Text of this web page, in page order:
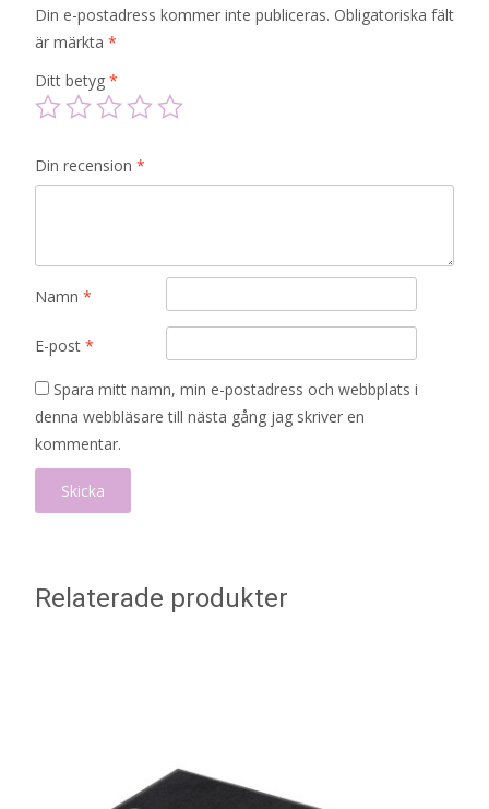
Din e-postadress kommer inte publiceras. Obligatoriska fält
är märkta *
Ditt betyg *
Din recension *
Namn *
E-post *
Spara mitt namn, min e-postadress och webbplats i
denna webbläsare till nästa gång jag skriver en
kommentar.
Relaterade produkter